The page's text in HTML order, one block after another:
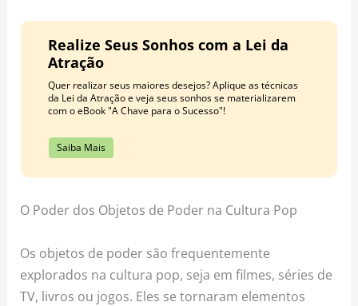
Realize Seus Sonhos com a Lei da
Atração
Quer realizar seus maiores desejos? Aplique as técnicas
da Lei da Atração e veja seus sonhos se materializarem
com o eBook "A Chave para o Sucesso"!
Saiba Mais
O Poder dos Objetos de Poder na Cultura Pop
Os objetos de poder são frequentemente
explorados na cultura pop, seja em filmes, séries de
TV, livros ou jogos. Eles se tornaram elementos